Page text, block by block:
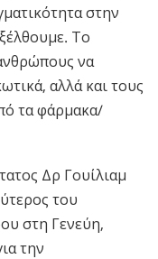
στην
Το
να
αλλά και τους
τα φάρμακα/
Δρ Γουίλιαμ
του
στη Γενεύη,
την